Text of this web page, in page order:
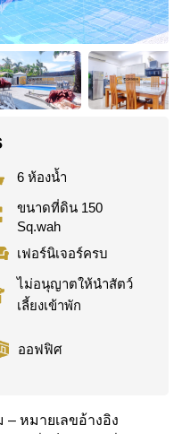
6 ห้องน้ำ
ขนาดที่ดิน 150
Sq.wah
เฟอร์นิเจอร์ครบ
ไม่อนุญาตให้นำสัตว์
เลี้ยงเข้าพัก
ออฟฟิศ
– หมายเลขอ้างอิง